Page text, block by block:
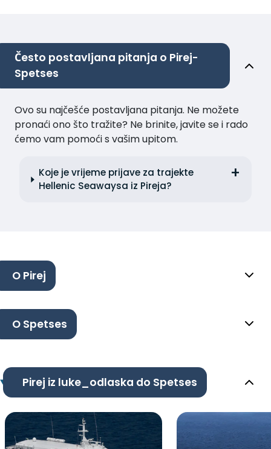
Često postavljana pitanja o Pirej-
Spetses
Ovo su najčešće postavljana pitanja. Ne možete
pronaći ono što tražite? Ne brinite, javite se i rado
ćemo vam pomoći s vašim upitom.
Koje je vrijeme prijave za trajekte
Hellenic Seawaysa iz Pireja?
O Pirej
O Spetses
Pirej iz luke_odlaska do Spetses